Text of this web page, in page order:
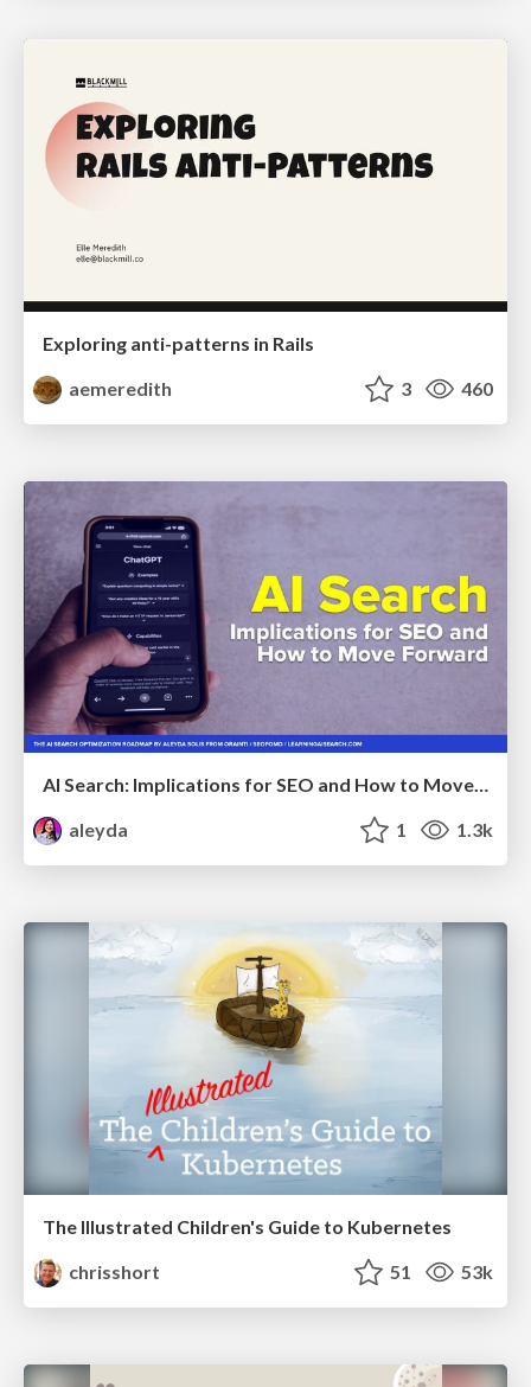
Exploring anti-patterns in Rails
aemeredith
3 460
AI Search: Implications for SEO and How to Move Forward - #ShenzhenSEOConference
aleyda
1 1.3k
The Illustrated Children's Guide to Kubernetes
chrisshort
51 53k